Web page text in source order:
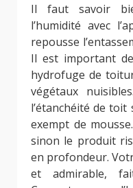
Il faut savoir
l’humidité avec
repousse
Il est important
hydrofuge de
végétaux
l’étanchéité de
exempt de
sinon le produit
en profondeur.
et admirable,